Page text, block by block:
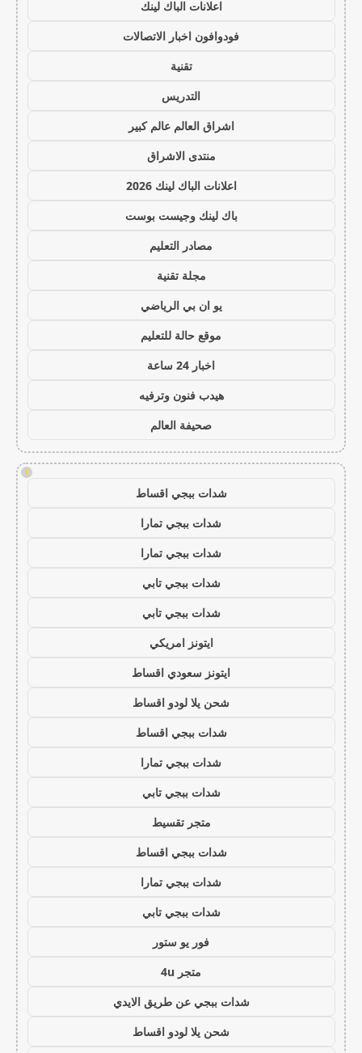
اعلانات الباك لينك
فودوافون اخبار الاتصالات
تقنية
التدريس
اشراق العالم عالم كبير
منتدى الاشراق
اعلانات الباك لينك 2026
باك لينك وجيست بوست
مصادر التعليم
مجلة تقنية
يو ان بي الرياضي
موقع حالة للتعليم
اخبار 24 ساعة
هيدب فنون وترفيه
صحيفة العالم
!
شدات ببجي اقساط
شدات ببجي تمارا
شدات ببجي تمارا
شدات ببجي تابي
شدات ببجي تابي
ايتونز امريكي
ايتونز سعودي اقساط
شحن يلا لودو اقساط
شدات ببجي اقساط
شدات ببجي تمارا
شدات ببجي تابي
متجر تقسيط
شدات ببجي اقساط
شدات ببجي تمارا
شدات ببجي تابي
فور يو ستور
متجر 4u
شدات ببجي عن طريق الايدي
شحن يلا لودو اقساط